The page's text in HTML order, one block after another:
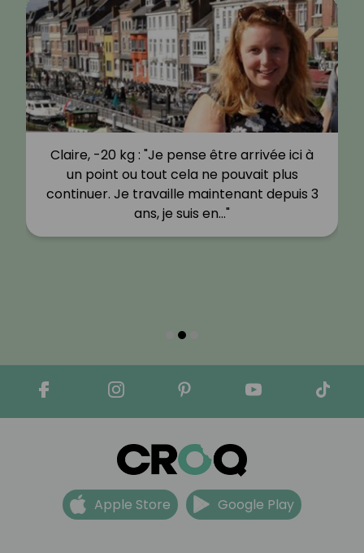
Claire, -20 kg : "Je pense être arrivée ici à
un point ou tout cela ne pouvait plus
continuer. Je travaille maintenant depuis 3
ans, je suis en…"
Apple Store Google Play